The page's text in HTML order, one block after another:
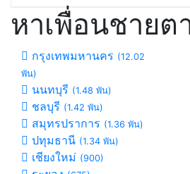
หาเพื่อนชายต
กรุงเทพมหานคร (12.02
พัน)
นนทบุรี (1.48 พัน)
ชลบุรี (1.42 พัน)
สมุทรปราการ (1.36 พัน)
ปทุมธานี (1.34 พัน)
เชียงใหม่ (900)